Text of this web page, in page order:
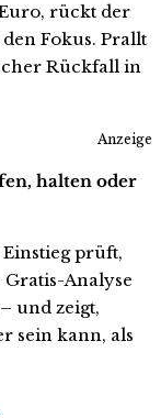
rückt der
Fokus. Prallt
Rückfall in
Anzeige
halten oder
prüft,
Gratis-Analyse
und zeigt,
sein kann, als